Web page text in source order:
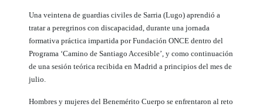
Una veintena de guardias civiles de Sarria (Lugo) aprendió a
tratar a peregrinos con discapacidad, durante una jornada
formativa práctica impartida por Fundación ONCE dentro del
Programa ‘Camino de Santiago Accesible’, y como continuación
de una sesión teórica recibida en Madrid a principios del mes de
julio.
Hombres y mujeres del Benemérito Cuerpo se enfrentaron al reto